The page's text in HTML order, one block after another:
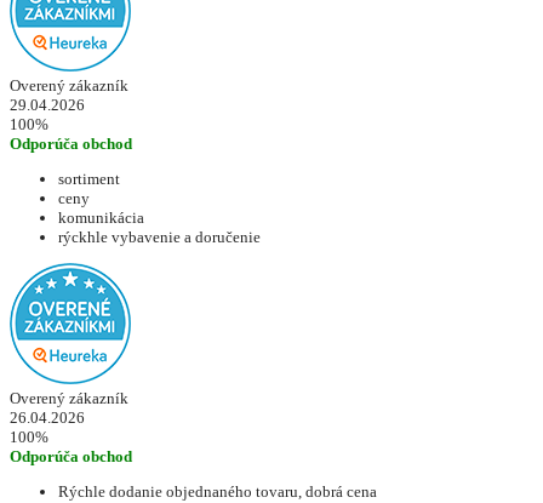
Overený zákazník
29.04.2026
100%
Odporúča obchod
sortiment
ceny
komunikácia
rýckhle vybavenie a doručenie
Overený zákazník
26.04.2026
100%
Odporúča obchod
Rýchle dodanie objednaného tovaru, dobrá cena